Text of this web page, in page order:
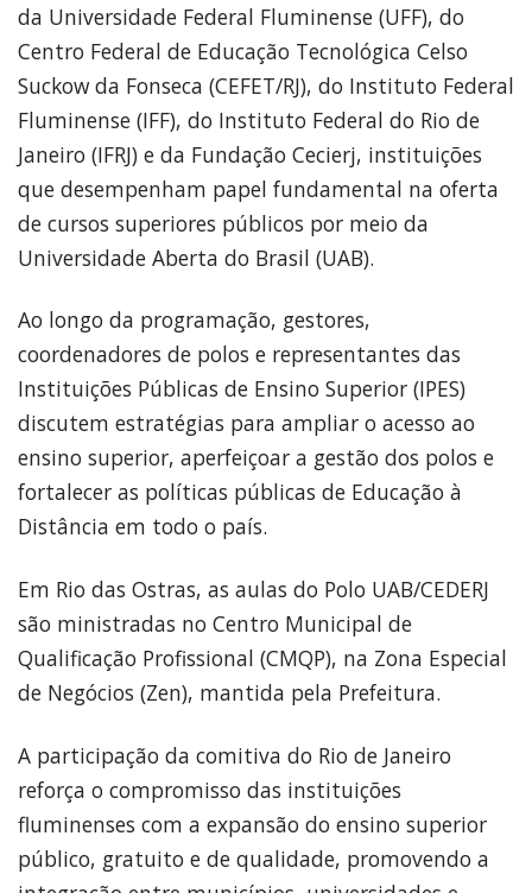
da Universidade Federal Fluminense (UFF), do
Centro Federal de Educação Tecnológica Celso
Suckow da Fonseca (CEFET/RJ), do Instituto Federal
Fluminense (IFF), do Instituto Federal do Rio de
Janeiro (IFRJ) e da Fundação Cecierj, instituições
que desempenham papel fundamental na oferta
de cursos superiores públicos por meio da
Universidade Aberta do Brasil (UAB).
Ao longo da programação, gestores,
coordenadores de polos e representantes das
Instituições Públicas de Ensino Superior (IPES)
discutem estratégias para ampliar o acesso ao
ensino superior, aperfeiçoar a gestão dos polos e
fortalecer as políticas públicas de Educação à
Distância em todo o país.
Em Rio das Ostras, as aulas do Polo UAB/CEDERJ
são ministradas no Centro Municipal de
Qualificação Profissional (CMQP), na Zona Especial
de Negócios (Zen), mantida pela Prefeitura.
A participação da comitiva do Rio de Janeiro
reforça o compromisso das instituições
fluminenses com a expansão do ensino superior
público, gratuito e de qualidade, promovendo a